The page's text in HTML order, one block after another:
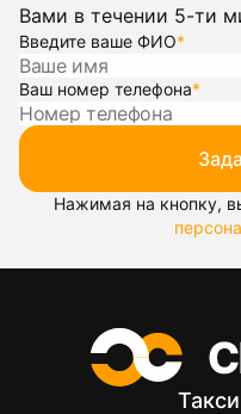
Вами в течении 5-ти
Введите ваше ФИО*
Ваш номер телефона*
Нажимая на кнопку,